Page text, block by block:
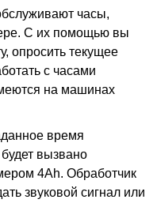
часы,
С их помощью вы
опросить текущее
с часами
на машинах
время
вызвано
4Ah. Обработчик
звуковой сигнал или